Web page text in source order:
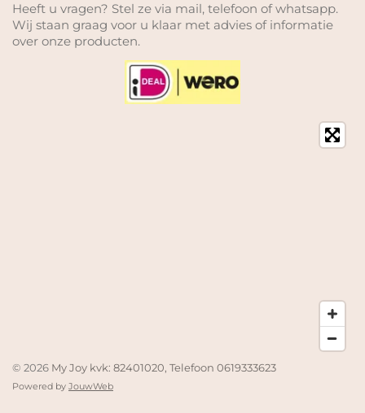
Heeft u vragen? Stel ze via mail, telefoon of whatsapp.
Wij staan graag voor u klaar met advies of informatie
over onze producten.
© 2026 My Joy kvk: 82401020, Telefoon 0619333623
Powered by JouwWeb